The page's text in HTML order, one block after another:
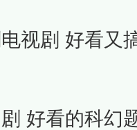
视剧 好看又
好看的科幻